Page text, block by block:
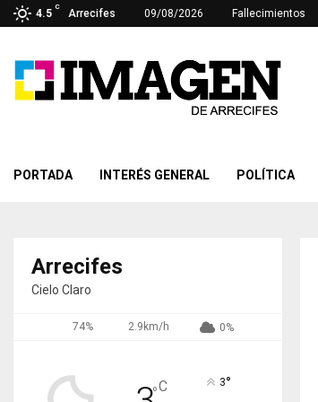
4.5
C
Arrecifes 09/08/2026 Fallecimientos
PORTADA INTERÉS GENERAL POLÍTICA
Arrecifes
Cielo Claro
74% 2.9km/h 0%
°C 3°